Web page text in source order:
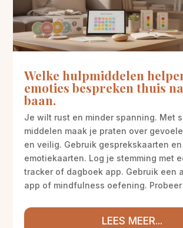
Welke hulpmiddelen
emoties bespreken thuis
baan.
Je wilt rust en minder spanning. Met
middelen maak je praten over
en veilig. Gebruik gesprekskaarten en
emotiekaarten. Log je stemming met
tracker of dagboek app. Gebruik een
app of mindfulness oefening. Probeer
LEES MEER...